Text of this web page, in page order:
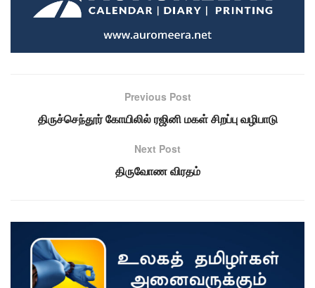
Previous Post
திருச்செந்தூர் கோயிலில் ரஜினி மகள் சிறப்பு வழிபாடு
Next Post
திருவோண விரதம்